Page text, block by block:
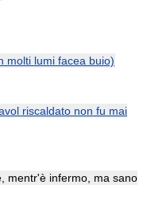
molti lumi facea buio)
riscaldato non fu mai
mentr'è infermo, ma sano